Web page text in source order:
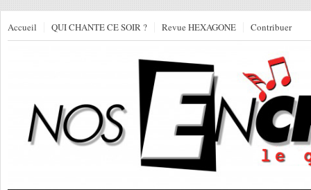
Accueil QUI CHANTE CE SOIR ? Revue HEXAGONE Contribuer